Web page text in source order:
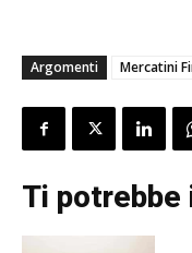
Argomenti Mercatini
Ti